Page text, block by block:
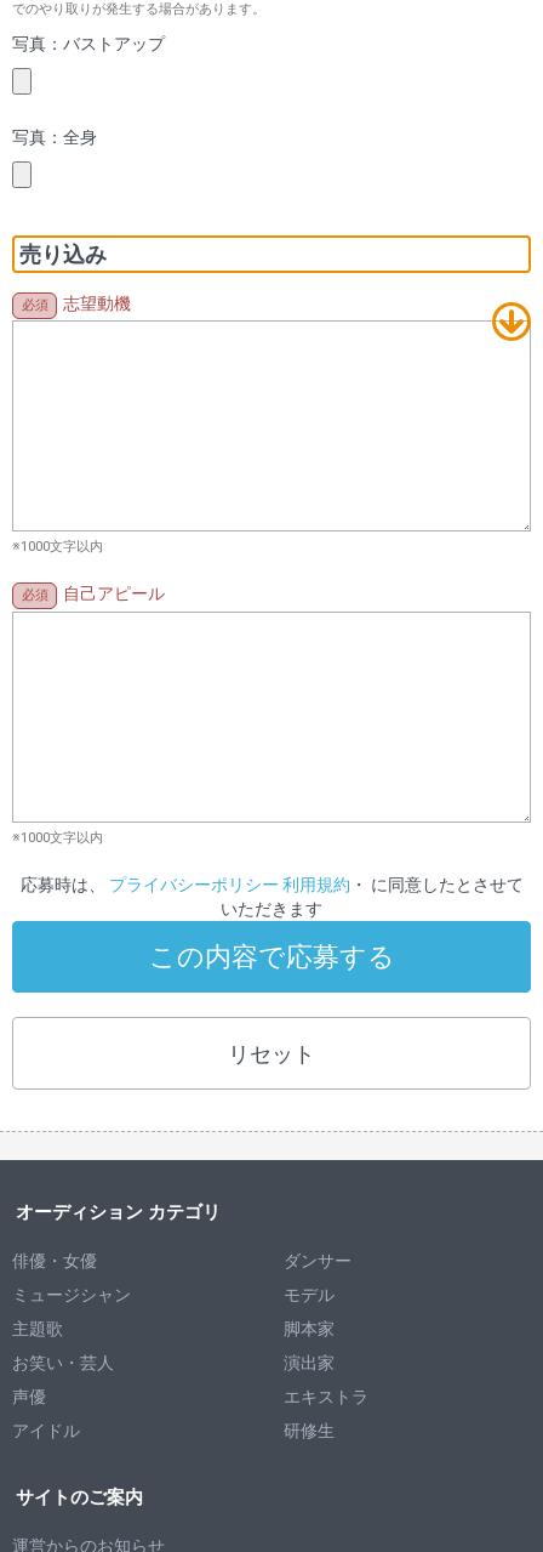
でのやり取りが発生する場合があります。
写真：バストアップ
写真：全身
売り込み
志望動機
※1000文字以内
自己アピール
※1000文字以内
応募時は、 プライバシーポリシー 利用規約 ・ に同意したとさせて
いただきます
この内容で応募する
リセット
オーディション カテゴリ
俳優・女優
ミュージシャン
主題歌
お笑い・芸人
声優
アイドル
ダンサー
モデル
脚本家
演出家
エキストラ
研修生
サイトのご案内
運営からのお知らせ